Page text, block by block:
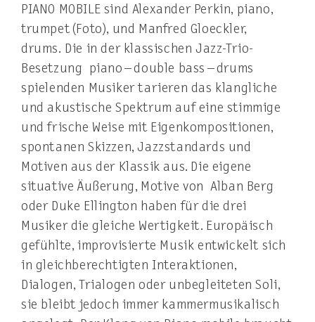
PIANO MOBILE sind Alexander Perkin, piano,
trumpet (Foto), und Manfred Gloeckler,
drums. Die in der klassischen Jazz-Trio-
Besetzung piano – double bass – drums
spielenden Musiker tarieren das klangliche
und akustische Spektrum auf eine stimmige
und frische Weise mit Eigenkompositionen,
spontanen Skizzen, Jazzstandards und
Motiven aus der Klassik aus. Die eigene
situative Äußerung, Motive von Alban Berg
oder Duke Ellington haben für die drei
Musiker die gleiche Wertigkeit. Europäisch
gefühlte, improvisierte Musik entwickelt sich
in gleichberechtigten Interaktionen,
Dialogen, Trialogen oder unbegleiteten Soli,
sie bleibt jedoch immer kammermusikalisch